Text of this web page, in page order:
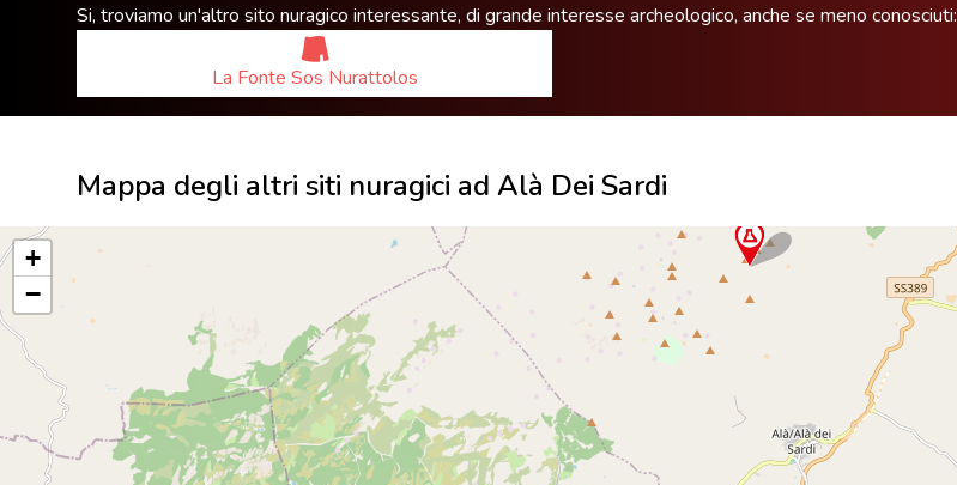
Si, troviamo un'altro sito nuragico interessante, di grande interesse archeologico, anche se meno conosciuti:
La Fonte Sos Nurattolos
Mappa degli altri siti nuragici ad Alà Dei Sardi
+
−